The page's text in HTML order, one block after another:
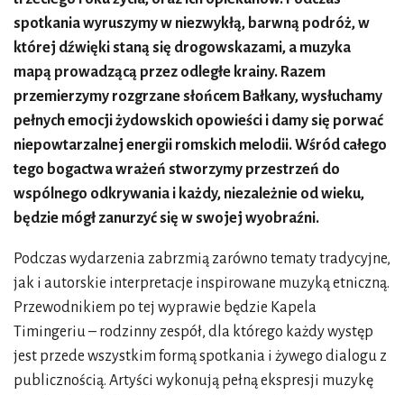
spotkania wyruszymyw niezwykłą, barwną podróż, w
której dźwięki staną się drogowskazami, a muzyka
mapą prowadzącą przez odległe krainy. Razem
przemierzymy rozgrzane słońcem Bałkany, wysłuchamy
pełnych emocji żydowskich opowieści i damy się porwać
niepowtarzalnej energii romskich melodii. Wśród całego
tego bogactwa wrażeń stworzymy przestrzeń do
wspólnego odkrywania i każdy, niezależnie od wieku,
będzie mógł zanurzyć się w swojej wyobraźni.
Podczas wydarzenia zabrzmią zarówno tematy tradycyjne,
jak i autorskie interpretacje inspirowane muzyką etniczną.
Przewodnikiem po tej wyprawie będzie Kapela
Timingeriu – rodzinny zespół, dla którego każdy występ
jest przede wszystkim formą spotkania i żywego dialogu z
publicznością. Artyści wykonują pełną ekspresji muzykę